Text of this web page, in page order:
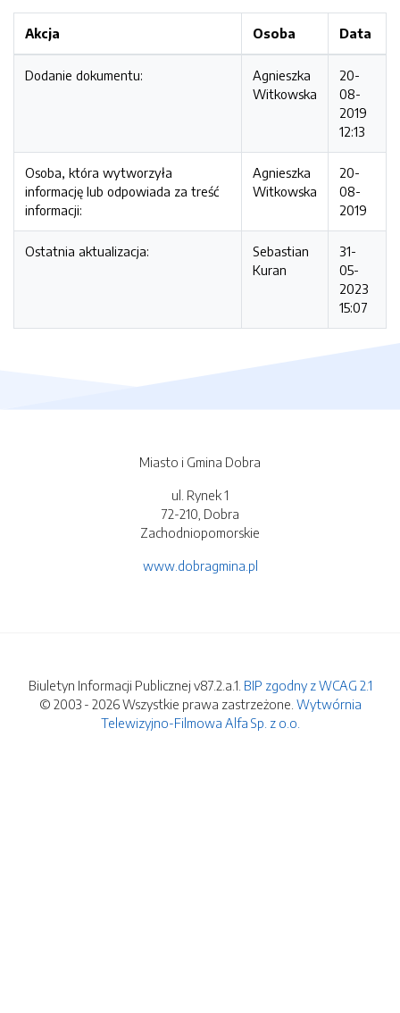
Akcja Osoba Data
Dodanie dokumentu:
Agnieszka
Witkowska
20-
08-
2019
12:13
Osoba, która wytworzyła
informację lub odpowiada za treść
informacji:
Agnieszka
Witkowska
20-
08-
2019
Ostatnia aktualizacja:
Sebastian
Kuran
31-
05-
2023
15:07
Miasto i Gmina Dobra
ul. Rynek 1
72-210, Dobra
Zachodniopomorskie
www.dobragmina.pl
Biuletyn Informacji Publicznej v87.2.a.1. BIP zgodny z WCAG 2.1
© 2003 - 2026 Wszystkie prawa zastrzeżone. Wytwórnia
Telewizyjno-Filmowa Alfa Sp. z o.o.